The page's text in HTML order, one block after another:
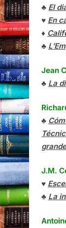
♣ El
♥ En
♦
♣
Jean
♣ La
♣
J.M.
♥
♣ La